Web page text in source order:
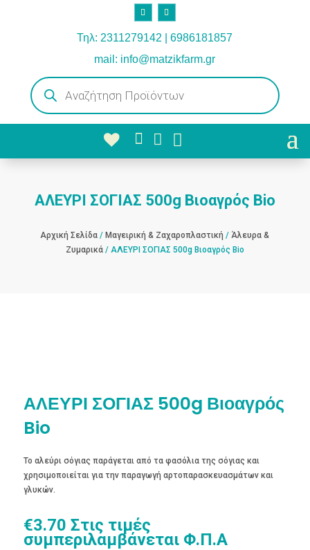
Τηλ: 2311279142 | 6986181857
mail: info@matzikfarm.gr
Products
search
  
ΑΛΕΥΡΙ ΣΟΓΙΑΣ 500g Βιοαγρός Bio
Αρχική Σελίδα /Μαγειρική & Ζαχαροπλαστική /Άλευρα &
Ζυμαρικά/ ΑΛΕΥΡΙ ΣΟΓΙΑΣ 500g Βιοαγρός Bio
ΑΛΕΥΡΙ ΣΟΓΙΑΣ 500g Βιοαγρός
Bio
Το αλεύρι σόγιας παράγεται από τα φασόλια της σόγιας και
χρησιμοποιείται για την παραγωγή αρτοπαρασκευασμάτων και
γλυκών.
€3.70 Στις τιμές
συμπεριλαμβάνεται Φ.Π.Α